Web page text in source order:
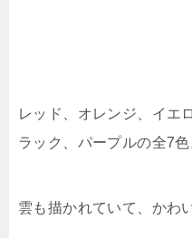
レッド、オレンジ、イエ
ラック、パープルの全7色
雲も描かれていて、かわ